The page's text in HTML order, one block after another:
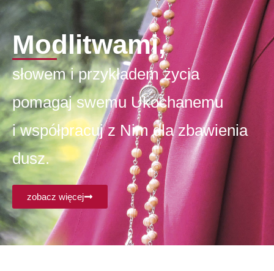
Modlitwami,
słowem i przykładem życia
pomagaj swemu Ukochanemu
i współpracuj z Nim dla zbawienia
dusz.
zobacz więcej